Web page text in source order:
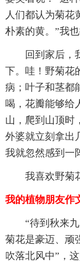
人们都认为菊花
朴素的黄。”我
回到家后，
下。哇！野菊花
病；叶子和茎都
喝，花瓣能够给
山，爬到山顶时
外婆就立刻拿出
我就忽然感到一
我喜欢野菊
我的植物朋友作
“待到秋来
菊花是豪迈、顽
吹落北风中”，